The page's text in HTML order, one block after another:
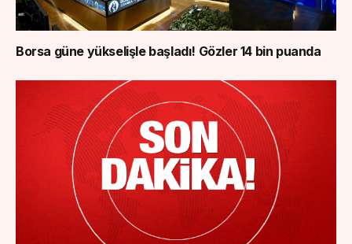
Borsa güne yükselişle başladı! Gözler 14 bin puanda